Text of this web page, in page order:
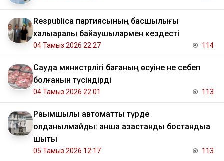
Respublica партиясының басшылығы
халықаралық байқаушылармен кездесті
04 Тамыз 2026 22:27 114
Сауда министрлігі бағаның өсуіне не себеп
болғанын түсіндірді
04 Тамыз 2026 22:01 113
Рақымшылық автоматты түрде
қолданылмайды: қанша қазақстандық бостандыққа
шықты
05 Тамыз 2026 12:17 113